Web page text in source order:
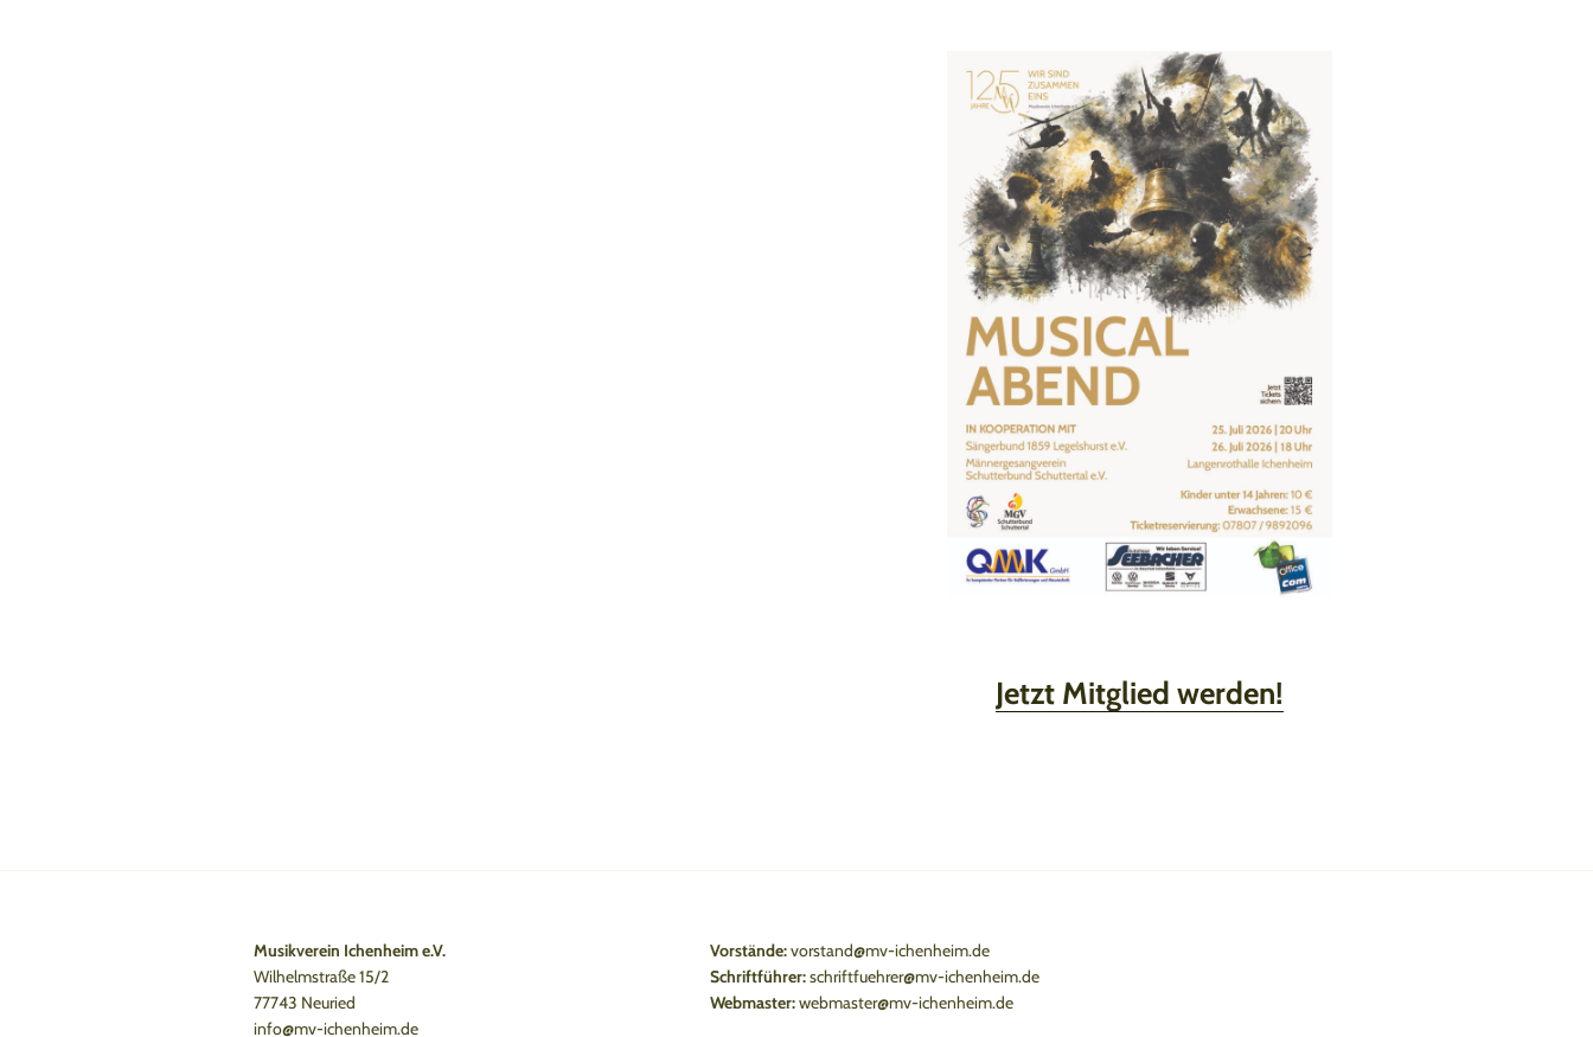
Jetzt Mitglied werden!
Musikverein Ichenheim e.V.
Wilhelmstraße 15/2
77743 Neuried
info@mv-ichenheim.de
Vorstände:vorstand@mv-ichenheim.de
Schriftführer:schriftfuehrer@mv-ichenheim.de
Webmaster:webmaster@mv-ichenheim.de